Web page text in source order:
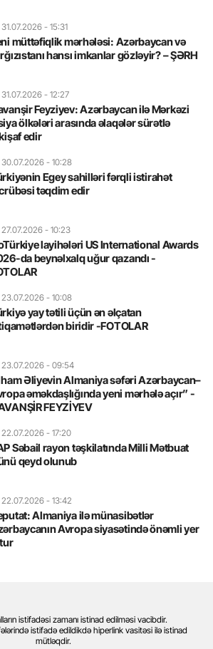
31.07.2026 - 15:31
müttəfiqlik mərhələsi: Azərbaycan və
hansı imkanlar gözləyir? – ŞƏRH
31.07.2026 - 12:27
Feyziyev: Azərbaycan ilə Mərkəzi
ölkələri arasında əlaqələr sürətlə
edir
30.07.2026 - 10:28
Egey sahilləri fərqli istirahət
təqdim edir
27.07.2026 - 10:23
layihələri US International Awards
da beynəlxalq uğur qazandı -
23.07.2026 - 10:08
yay tətili üçün ən əlçatan
biridir -FOTOLAR
23.07.2026 - 09:54
Əliyevin Almaniya səfəri Azərbaycan–
əməkdaşlığında yeni mərhələ açır” -
FEYZİYEV
22.07.2026 - 17:20
Səbail rayon təşkilatında Milli Mətbuat
qeyd olunub
22.07.2026 - 13:42
Almaniya ilə münasibətlər
Avropa siyasətində önəmli yer
istifadəsi zamanı istinad edilməsi vacibdir.
istifadə edildikdə hiperlink vasitəsi ilə istinad
mütləqdir.